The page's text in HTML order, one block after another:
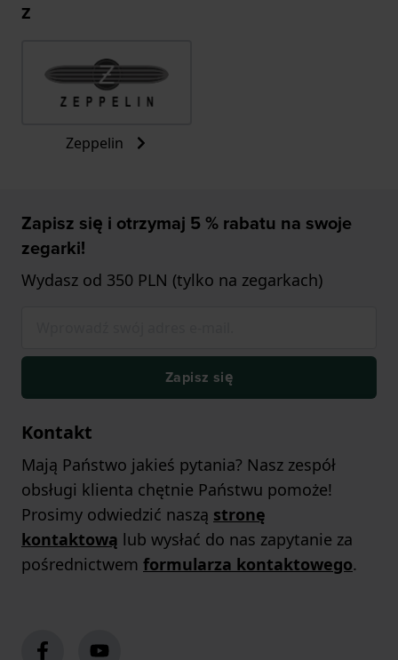
Z
Zeppelin
Zapisz się i otrzymaj 5 % rabatu na swoje
zegarki!
Wydasz od 350 PLN (tylko na zegarkach)
Zapisz się
Kontakt
Mają Państwo jakieś pytania? Nasz zespół
obsługi klienta chętnie Państwu pomoże!
Prosimy odwiedzić naszą stronę
kontaktową lub wysłać do nas zapytanie za
pośrednictwem formularza kontaktowego.